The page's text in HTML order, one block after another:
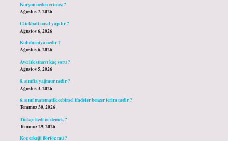
Kurşun neden erimez ?
Ağustos 7, 2026
Clickbait nasıl yapılır ?
Ağustos 6, 2026
Kuluforniya nedir ?
Ağustos 6, 2026
Avcılık sınavı kaç soru ?
Ağustos 5, 2026
8. sınıfta yağmur nedir ?
Ağustos 3, 2026
6. sınıf matematik cebirsel ifadeler benzer terim nedir ?
Temmuz 30, 2026
Türkçe kedi ne demek ?
Temmuz 29, 2026
Koç erkeği flörtöz mü ?